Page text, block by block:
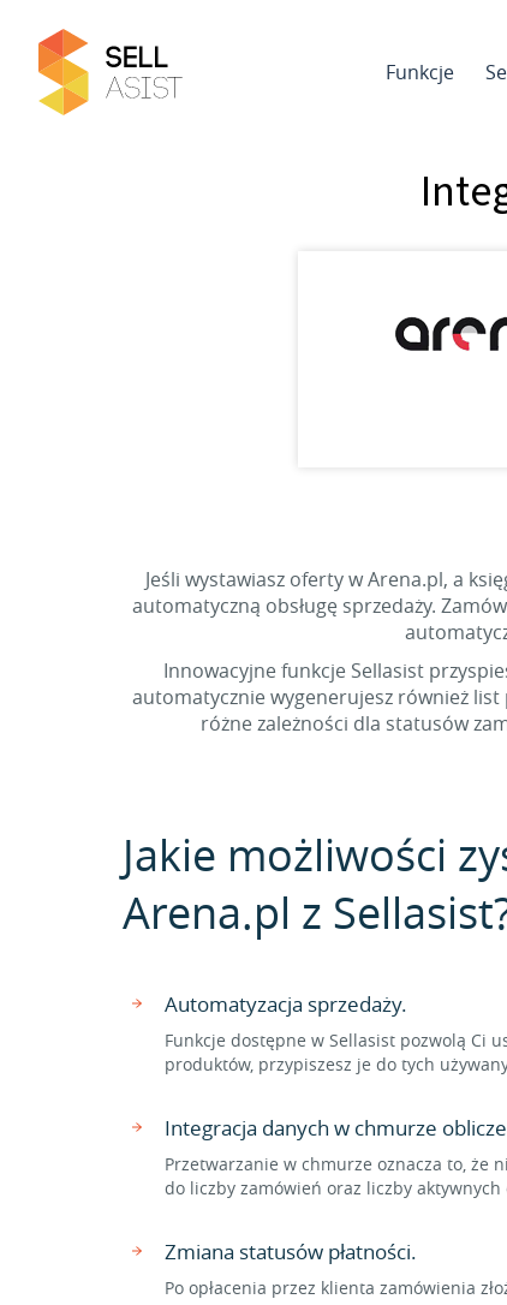
Funkcje
Jeśli wystawiasz oferty w Arena.pl, a
automatyczną obsługę sprzedaży.
Innowacyjne funkcje Sellasist
automatycznie wygenerujesz również list
różne zależności dla statusów
Jakie możliwości
Arena.pl z
Automatyzacja sprzedaży.
Funkcje dostępne w Sellasist pozwolą Ci
produktów, przypiszesz je do tych
Integracja danych w chmurze
Przetwarzanie w chmurze oznacza to, że
do liczby zamówień oraz liczby
Zmiana statusów płatności.
Po opłacenia przez klienta zamówienia